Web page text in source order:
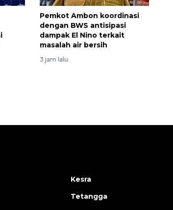
Pemkot Ambon koordinasi
dengan BWS antisipasi
dampak El Nino terkait
masalah air bersih
3 jam lalu
Memberantas kejahatan
jalanan Jakarta
2026-08-05 18:00:00
Kesra
Tetangga